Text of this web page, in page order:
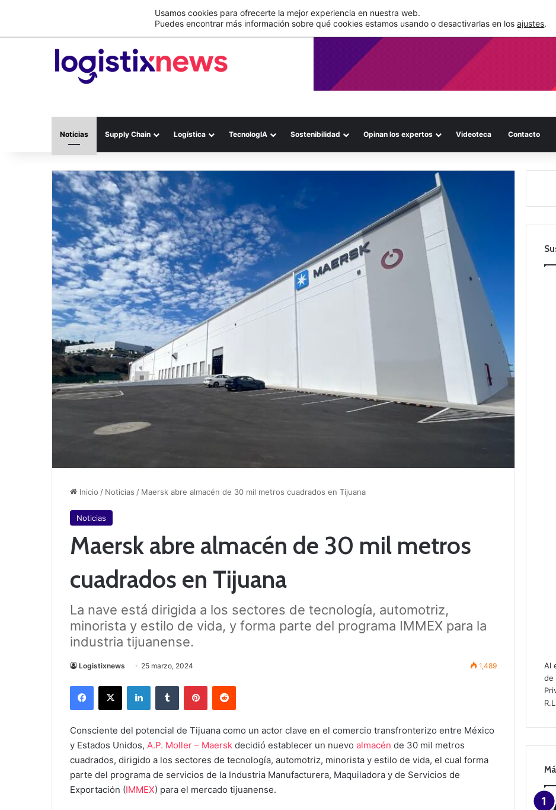
C&A México completa la implementación de su WMS en la nube
Noticias Supply Chain Logística TecnologIA Sostenibilidad Opinan los expertos Videoteca Contacto
Inicio / Noticias / Maersk abre almacén de 30 mil metros cuadrados en Tijuana
Noticias
Maersk abre almacén de 30 mil metros
cuadrados en Tijuana
La nave está dirigida a los sectores de tecnología, automotriz,
minorista y estilo de vida, y forma parte del programa IMMEX para la
industria tijuanense.
Logistixnews 25 marzo, 2024 1,489
Consciente del potencial de Tijuana como un actor clave en el comercio transfronterizo entre México
y Estados Unidos, A.P. Moller – Maersk decidió establecer un nuevo almacén de 30 mil metros
cuadrados, dirigido a los sectores de tecnología, automotriz, minorista y estilo de vida, el cual forma
parte del programa de servicios de la Industria Manufacturera, Maquiladora y de Servicios de
Exportación (IMMEX) para el mercado tijuanense.
Al
de
Usamos cookies para ofrecerte la mejor experiencia en nuestra web.
Puedes encontrar más información sobre qué cookies estamos usando o desactivarlas en losajustes.